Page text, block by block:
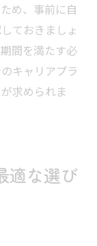
め、事前に自
ておきましょ
間を満たす必
キャリアプラ
求められま
適な選び